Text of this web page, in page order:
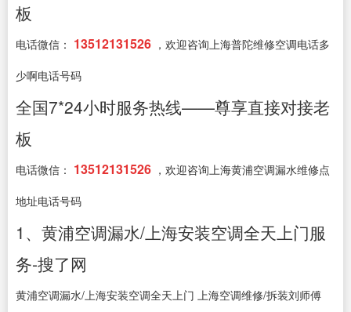
板
电话微信： 13512131526 ，欢迎咨询上海普陀维修空调电话多
少啊电话号码
全国7*24小时服务热线——尊享直接对接老
板
电话微信： 13512131526 ，欢迎咨询上海黄浦空调漏水维修点
地址电话号码
1、黄浦空调漏水/上海安装空调全天上门服
务-搜了网
黄浦空调漏水/上海安装空调全天上门 上海空调维修/拆装刘师傅